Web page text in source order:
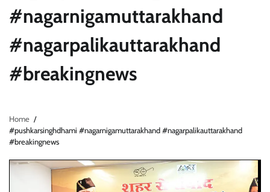
#nagarnigamuttarakhand
#nagarpalikauttarakhand
#breakingnews
Home
#pushkarsinghdhami #nagarnigamuttarakhand #nagarpalikauttarakhand
#breakingnews